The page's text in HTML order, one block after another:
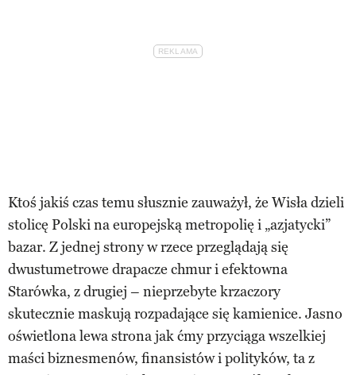
Ktoś jakiś czas temu słusznie zauważył, że Wisła dzieli
stolicę Polski na europejską metropolię i „azjatycki”
bazar. Z jednej strony w rzece przeglądają się
dwustumetrowe drapacze chmur i efektowna
Starówka, z drugiej – nieprzebyte krzaczory
skutecznie maskują rozpadające się kamienice. Jasno
oświetlona lewa strona jak ćmy przyciąga wszelkiej
maści biznesmenów, finansistów i polityków, ta z